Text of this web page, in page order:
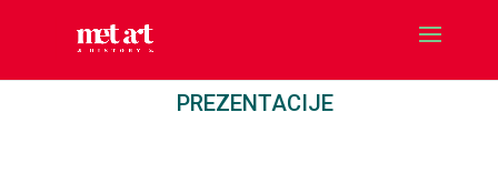
PREZENTACIJE